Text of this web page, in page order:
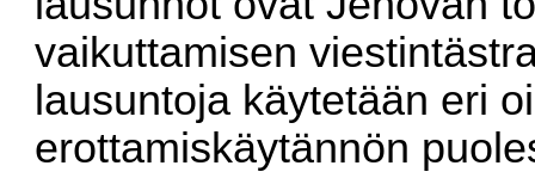
vaikuttamisen
lausuntoja käytetään eri
erottamiskäytännön